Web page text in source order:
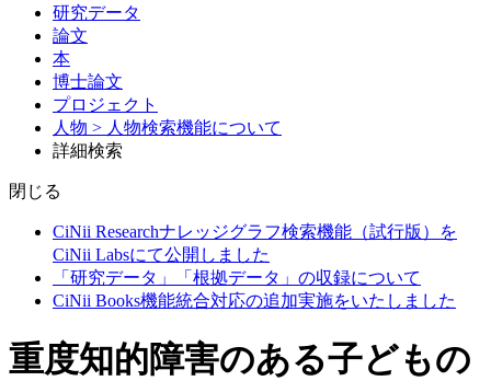
研究データ
論文
本
博士論文
プロジェクト
人物 > 人物検索機能について
詳細検索
閉じる
CiNii Researchナレッジグラフ検索機能（試行版）を
CiNii Labsにて公開しました
「研究データ」「根拠データ」の収録について
CiNii Books機能統合対応の追加実施をいたしました
重度知的障害のある子どもの